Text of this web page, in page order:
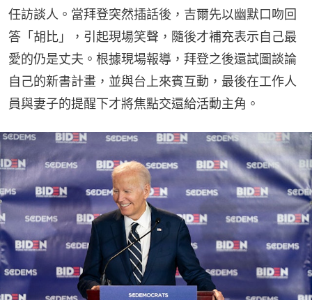
任訪談人。當拜登突然插話後，吉爾先以幽默口吻回
答「胡比」，引起現場笑聲，隨後才補充表示自己最
愛的仍是丈夫。根據現場報導，拜登之後還試圖談論
自己的新書計畫，並與台上來賓互動，最後在工作人
員與妻子的提醒下才將焦點交還給活動主角。